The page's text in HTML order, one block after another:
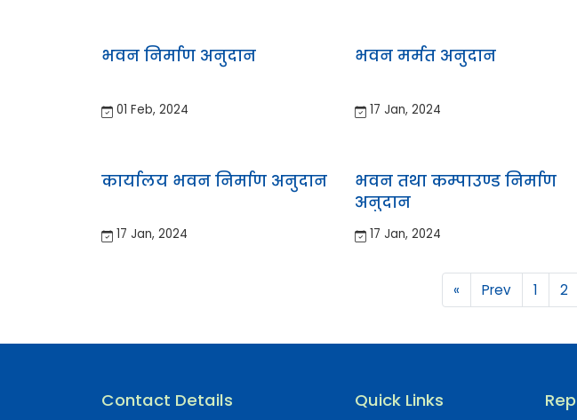
भवन निर्माण अनुदान
01 Feb, 2024
भवन मर्मत अनुदान
17 Jan, 2024
कार्यालय भवन निर्माण अनुदान
17 Jan, 2024
भवन तथा कम्पाउण्ड निर्माण
अनुदान
17 Jan, 2024
« Prev 1 2
Contact Details Quick Links